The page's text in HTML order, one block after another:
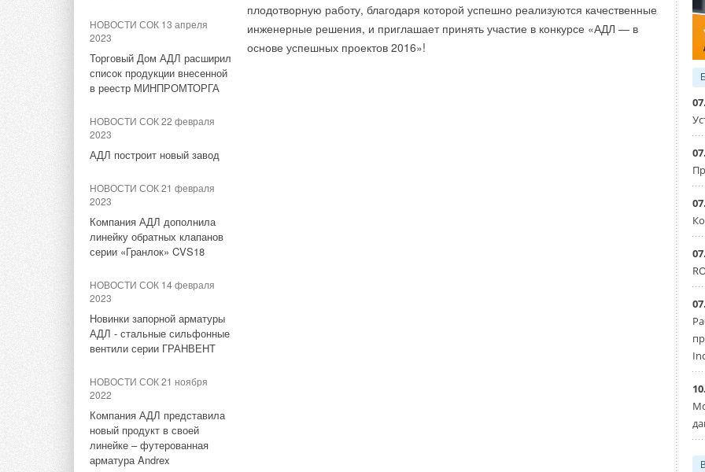
НОВОСТИ СОК 13 апреля
2023
Торговый Дом АДЛ расширил
список продукции внесенной
в реестр МИНПРОМТОРГА
НОВОСТИ СОК 22 февраля
2023
АДЛ построит новый завод
НОВОСТИ СОК 21 февраля
2023
Компания АДЛ дополнила
линейку обратных клапанов
серии «Гранлок» CVS18
НОВОСТИ СОК 14 февраля
2023
Новинки запорной арматуры
АДЛ - стальные сильфонные
вентили серии ГРАНВЕНТ
НОВОСТИ СОК 21 ноября
2022
Компания АДЛ представила
новый продукт в своей
линейке – футерованная
арматура Andrex
плодотворную работу, благодаря которой успешно реализуются качественные
инженерные решения, и приглашает принять участие в конкурсе «АДЛ — в
основе успешных проектов 2016»!
представили каталоги
продукции и решений на 2023
год
НОВОСТИ СОК 26 октября
2022
Новинка от Bosch -
флагманская серия Climate
Line 6000i
2022
Новый напольный
конденсационный котел
Buderus Logano Plus KB472
Великолепная сотня:
оборудование брендов Bosch
и Buderus признано лучшим
Тэги: Бош Термотехника
Комментарии
Сложный рынок — не повод
отказываться от развития
ЖУРНАЛ СОК январь 2018
Итоги года и перспективы
рынка
ЖУРНАЛ СОК май 2017
Инновационные коллекторы
Henco UFH-MDK для систем
Комментарии
Добавить комментарий
Ваше имя *